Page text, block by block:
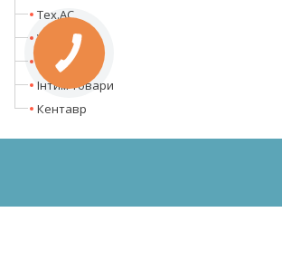
Tex.AC
Vitals
Worcraft
Інтим товари
Кентавр